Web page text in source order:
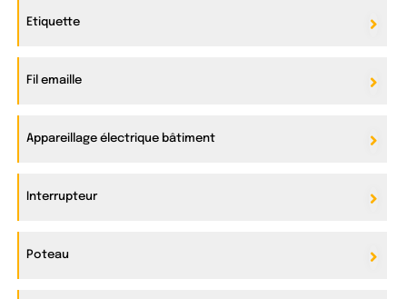
Etiquette
Fil emaille
Appareillage électrique bâtiment
Interrupteur
Poteau